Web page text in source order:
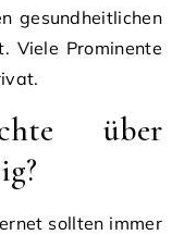
gesundheitlichen
Viele Prominente
über
sollten immer